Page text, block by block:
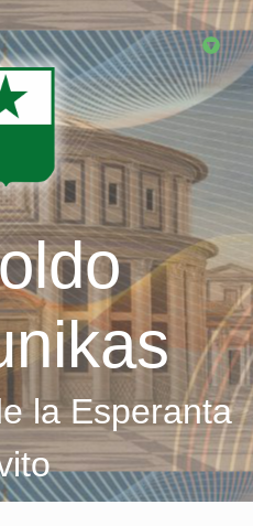
la Esperanta